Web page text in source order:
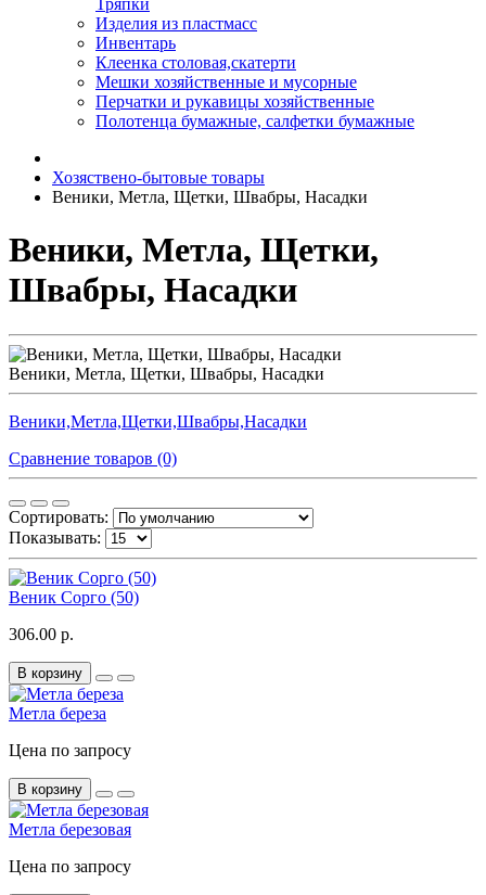
Тряпки
Изделия из пластмасс
Инвентарь
Клеенка столовая,скатерти
Мешки хозяйственные и мусорные
Перчатки и рукавицы хозяйственные
Полотенца бумажные, салфетки бумажные
Хозяствено-бытовые товары
Веники, Метла, Щетки, Швабры, Насадки
Веники, Метла, Щетки,
Швабры, Насадки
Веники, Метла, Щетки, Швабры, Насадки
Веники,Метла,Щетки,Швабры,Насадки
Сравнение товаров (0)
Сортировать:
Показывать:
Веник Сорго (50)
306.00 р.
В корзину
Метла береза
Цена по запросу
В корзину
Метла березовая
Цена по запросу